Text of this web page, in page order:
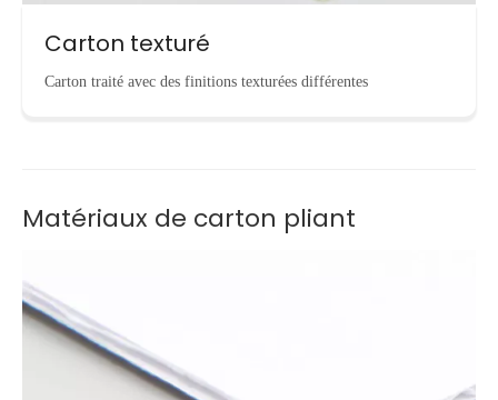
Carton texturé
Carton traité avec des finitions texturées différentes
Matériaux de carton pliant